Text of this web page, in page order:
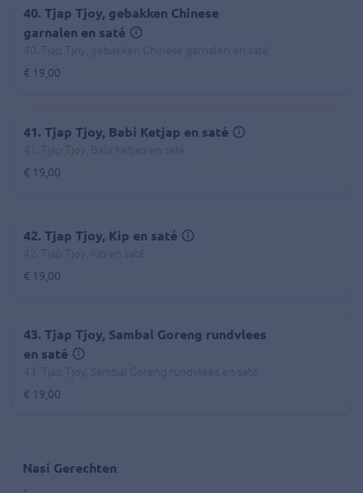
40. Tjap Tjoy, gebakken Chinese
garnalen en saté
€ 19,00
41. Tjap Tjoy, Babi Ketjap en saté
€ 19,00
42. Tjap Tjoy, Kip en saté
€ 19,00
43. Tjap Tjoy, Sambal Goreng rundvlees
en saté
€ 19,00
Nasi Gerechten
-